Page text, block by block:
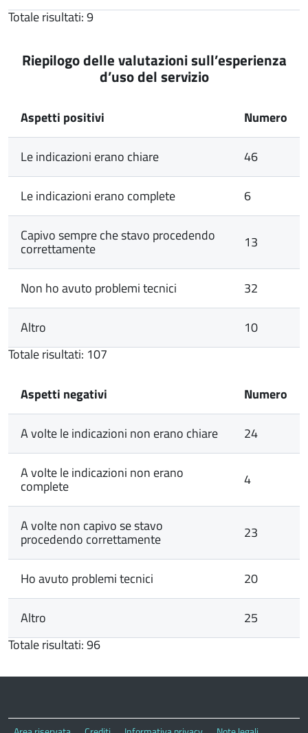
Totale risultati: 9
Riepilogo delle valutazioni sull’esperienza
d’uso del servizio
Aspetti positivi Numero
Le indicazioni erano chiare 46
Le indicazioni erano complete 6
Capivo sempre che stavo procedendo
correttamente 13
Non ho avuto problemi tecnici 32
Altro
10
Totale risultati: 107
Aspetti negativi Numero
A volte le indicazioni non erano chiare 24
A volte le indicazioni non erano
complete 4
A volte non capivo se stavo
procedendo correttamente 23
Ho avuto problemi tecnici 20
Altro
25
Totale risultati: 96